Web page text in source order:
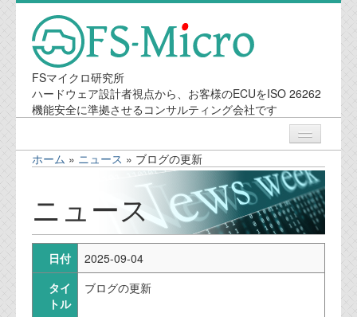
FSマイクロ研究所
ハードウェア設計者視点から、お客様のECUをISO 26262
機能安全に準拠させるコンサルティング会社です
ニュース
業務内容
機能安全コンサルティング
会社案内
ホーム » ニュース » ブログの更新
ニュース
日付
2025-09-04
タイ
トル
ブログの更新